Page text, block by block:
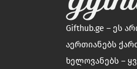
Gifthub.ge – ეს
აერთიანებს
ხელოვანებს –